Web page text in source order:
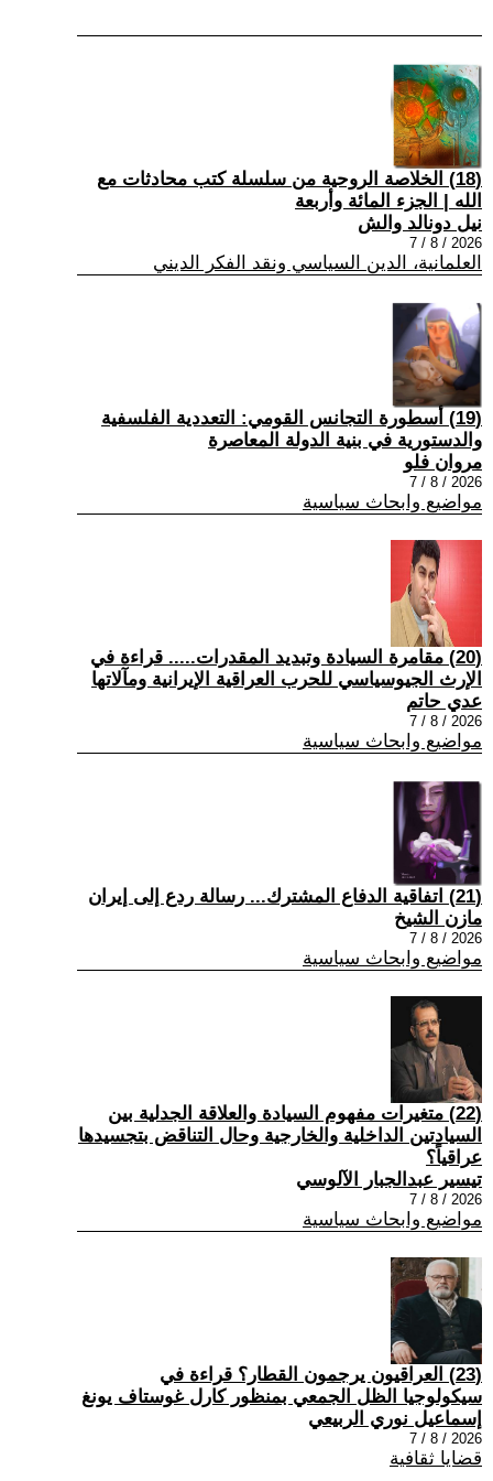
(18) الخلاصة الروحية من سلسلة كتب محادثات مع
الله | الجزء المائة وأربعة
نيل دونالد والش
2026 / 8 / 7
العلمانية، الدين السياسي ونقد الفكر الديني
(19) أسطورة التجانس القومي: التعددية الفلسفية
والدستورية في بنية الدولة المعاصرة
مروان فلو
2026 / 8 / 7
مواضيع وابحاث سياسية
(20) مقامرة السيادة وتبديد المقدرات..... قراءة في
الإرث الجيوسياسي للحرب العراقية الإيرانية ومآلاتها
عدي حاتم
2026 / 8 / 7
مواضيع وابحاث سياسية
(21) اتفاقية الدفاع المشترك... رسالة ردع إلى إيران
مازن الشيخ
2026 / 8 / 7
مواضيع وابحاث سياسية
(22) متغيرات مفهوم السيادة والعلاقة الجدلية بين
السيادتين الداخلية والخارجية وحال التناقض بتجسيدها
عراقياً؟
تيسير عبدالجبار الآلوسي
2026 / 8 / 7
مواضيع وابحاث سياسية
(23) العراقيون يرجمون القطار؟ قراءة في
سيكولوجيا الظل الجمعي بمنظور كارل غوستاف يونغ
إسماعيل نوري الربيعي
2026 / 8 / 7
قضايا ثقافية